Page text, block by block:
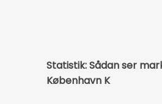
Statistik: Sådan ser
København K